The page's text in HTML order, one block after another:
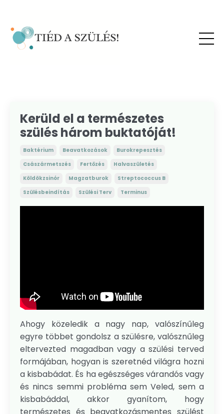
Kerüld el a természetes
szülés három buktatóját!
Baktérium Beavatkozások
Burokrepesztés
Császármetszés
Fertőzés
Halvaszületés
Köldökzsinór
Magzatburok
Streptococcus B
Szülésbeindítás
Szülési Terv Terminus
Ahogy közeledik a nagy nap, valószínűleg
egyre többet gondolsz a szülésre, valósznűleg
eltervezted magadban vagy a szülési terved
formájában, hogyan is szeretnéd világra hozni
a kisbabádat. És ha egészséges várandós vagy
és nincs semmi probléma sem Veled, sem a
kisbabáddal, akkor gyanítom, hogy